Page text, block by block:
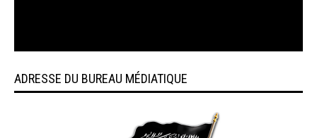
ADRESSE DU BUREAU MÉDIATIQUE